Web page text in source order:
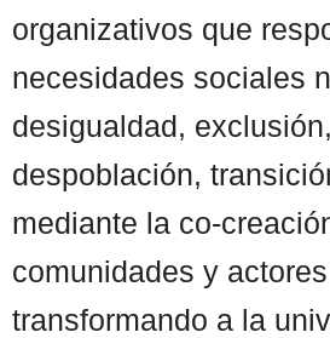
organizativos que
necesidades sociales
desigualdad, exclusión,
despoblación,
mediante la co-
comunidades y
transformando a la